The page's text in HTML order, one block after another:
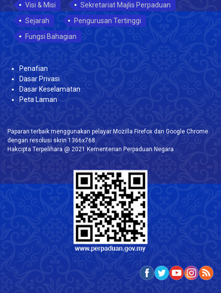
Visi & Misi
Sekretariat Majlis Perpaduan
Sejarah
Pengurusan Tertinggi
Fungsi Bahagian
Penafian
Dasar Privasi
Dasar Keselamatan
Peta Laman
Paparan terbaik menggunakan pelayar Mozilla Firefox dan Google Chrome
dengan resolusi skrin 1366x768.
Hakcipta Terpelihara @ 2021 Kementerian Perpaduan Negara